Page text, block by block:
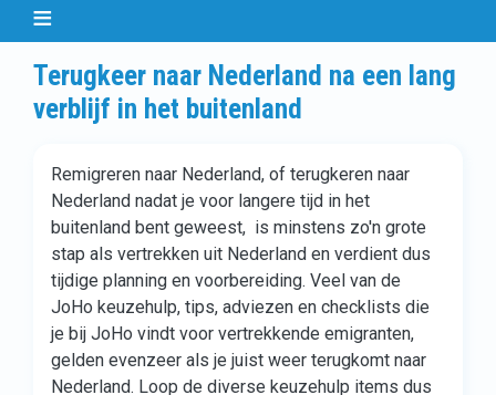
Terugkeer naar Nederland na een lang
verblijf in het buitenland
Remigreren naar Nederland, of terugkeren naar
Nederland nadat je voor langere tijd in het
buitenland bent geweest, is minstens zo'n grote
stap als vertrekken uit Nederland en verdient dus
tijdige planning en voorbereiding. Veel van de
JoHo keuzehulp, tips, adviezen en checklists die
je bij JoHo vindt voor vertrekkende emigranten,
gelden evenzeer als je juist weer terugkomt naar
Nederland. Loop de diverse keuzehulp items dus